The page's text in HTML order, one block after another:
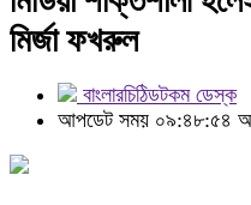
মির্জা ফখরুল
বাংলারচিঠিডটকম ডেস্ক
আপডেট সময় ০৯:৪৮:৫৪